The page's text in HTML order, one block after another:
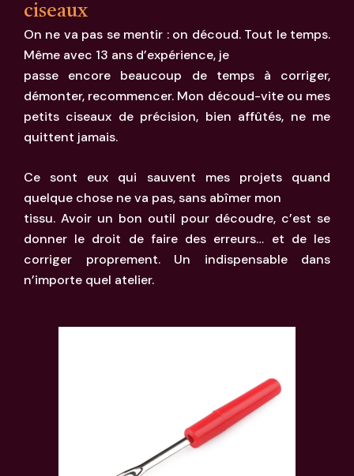
ciseaux
On ne va pas se mentir : on découd. Tout le temps.
Même avec 13 ans d’expérience, je
passe encore beaucoup de temps à corriger,
démonter, recommencer. Mon découd-vite ou mes
petits ciseaux de précision, bien affûtés, ne me
quittent jamais.
Ce sont eux qui sauvent mes projets quand
quelque chose ne va pas, sans abîmer mon
tissu. Avoir un bon outil pour découdre, c’est se
donner le droit de faire des erreurs… et de les
corriger proprement. Un indispensable dans
n’importe quel atelier.